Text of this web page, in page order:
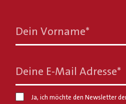
Dein Vorname*
Deine E-Mail Adresse*
Ja, ich möchte den Newsletter